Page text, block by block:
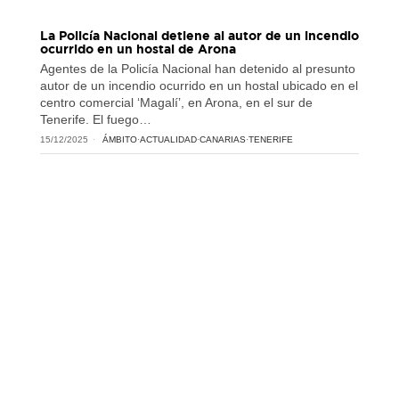
La Policía Nacional detiene al autor de un incendio
ocurrido en un hostal de Arona
Agentes de la Policía Nacional han detenido al presunto
autor de un incendio ocurrido en un hostal ubicado en el
centro comercial ‘Magalí’, en Arona, en el sur de
Tenerife. El fuego…
15/12/2025 ÁMBITO·ACTUALIDAD·CANARIAS·TENERIFE